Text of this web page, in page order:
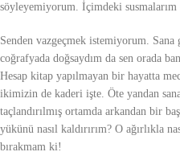
söyleyemiyorum. İçimdeki
Senden vazgeçmek istemiyorum.
coğrafyada doğsaydım da sen orada
Hesap kitap yapılmayan bir hayatta
ikimizin de kaderi işte. Öte yandan
taçlandırılmış ortamda arkandan bir
yükünü nasıl kaldırırım? O ağırlıkla
bırakmam ki!